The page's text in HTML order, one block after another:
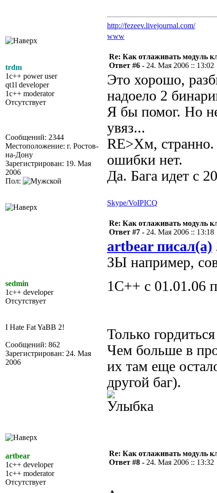
http://fezeev.livejournal.com/
www
trdm
1c++ power user
qt1l developer
1c++ moderator
Отсутствует
Сообщений: 2344
Местоположение: г. Ростов-
на-Дону
Зарегистрирован: 19. Мая
2006
Пол:
Re: Как отлаживать модуль
Ответ #6 - 24. Мая 2006 :: 13:02
Это хорошо,
надоело 2
Я бы помог. Но
увяз...
RE>Хм,
ошибки нет.
Да. Бага идет с
Skype/VoIPICQ
sedmin
1c++ developer
Отсутствует
I Hate Fat YaBB 2!
Сообщений: 862
Зарегистрирован: 24. Мая
2006
Re: Как отлаживать модуль
Ответ #7 - 24. Мая 2006 :: 13:18
artbear писал(а)
ЗЫ например,
1С++ с 01.01.06
Только
Чем больше в
их там еще
другой баг).
artbear
1c++ developer
1c++ moderator
Отсутствует
Re: Как отлаживать модуль
Ответ #8 - 24. Мая 2006 :: 13:32